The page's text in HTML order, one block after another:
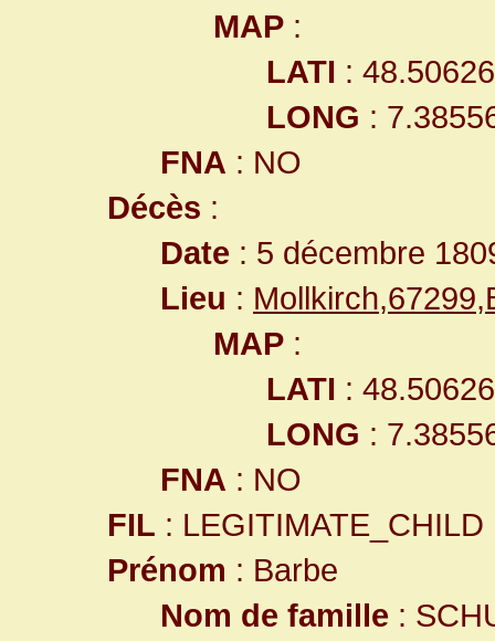
MAP :
LATI :
LONG :
FNA : NO
Décès :
Date : 5 décembre
Lieu :
MAP :
LATI :
LONG :
FNA : NO
FIL : LEGITIMATE_CHILD
Prénom : Barbe
Nom de famille :